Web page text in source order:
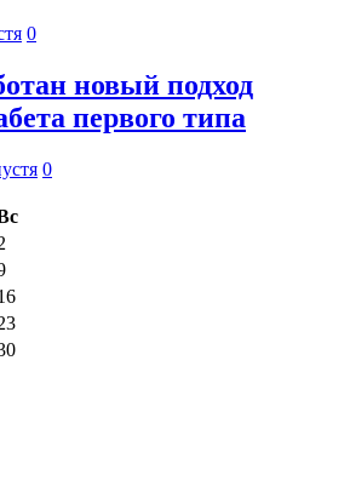
0
новый подход
первого типа
0